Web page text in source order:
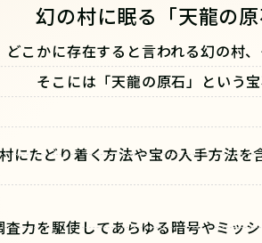
幻の村に眠る「天龍の原
どこかに存在すると言われる幻の村
そこには「天龍の原石」という宝
にたどり着く方法や宝の入手方法
力を駆使してあらゆる暗号やミッ